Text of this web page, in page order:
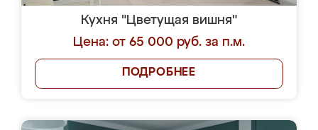
Кухня "Цветущая вишня"
Цена: от 65 000 руб. за п.м.
ПОДРОБНЕЕ